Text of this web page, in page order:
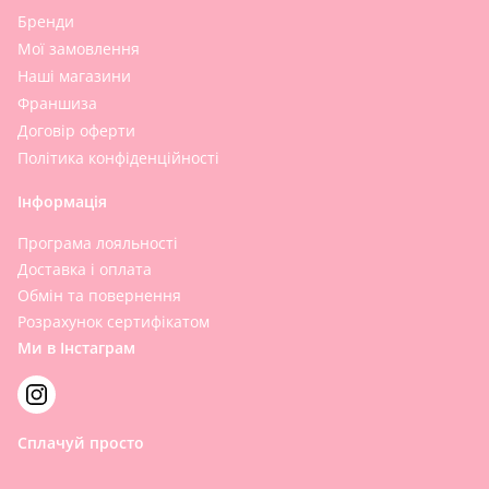
Бренди
Мої замовлення
Наші магазини
Франшиза
Договір оферти
Політика конфіденційності
Інформація
Програма лояльності
Доставка і оплата
Обмін та повернення
Розрахунок сертифікатом
Ми в Інстаграм
Сплачуй просто